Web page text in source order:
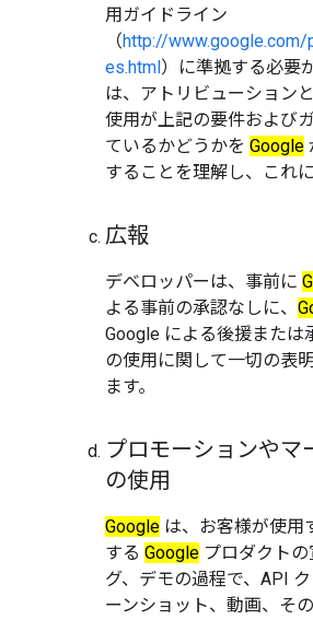
用ガイドライン
（http://
es.html）に準拠する必要
は、アトリビューションと
使用が上記の要件および
ているかどうかを Google
することを理解し、これに
広報
デベロッパーは、事前に
よる事前の承認なしに、
Google による後援または
の使用に関して一切の表
ます。
プロモーションやマ
の使用
Google は、お客様が使用
する Google プロダクト
グ、デモの過程で、API
ーンショット、動画、そ